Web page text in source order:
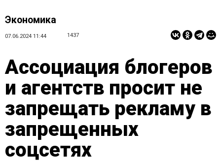
Экономика
07.06.2024 11:44 1437
Ассоциация блогеров
и агентств просит не
запрещать рекламу в
запрещенных
соцсетях